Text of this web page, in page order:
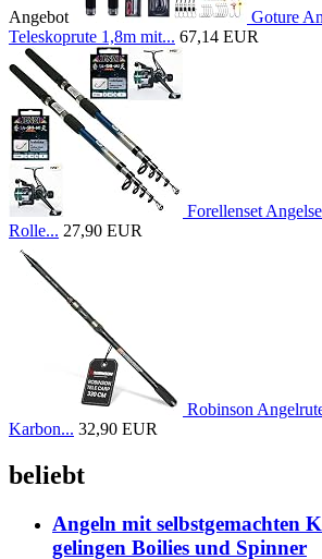
Angebot
Goture
Teleskoprute 1,8m mit... 67,14 EUR
Forellenset
Rolle... 27,90 EUR
Robinson
Karbon... 32,90 EUR
beliebt
Angeln mit selbstgemachten
gelingen Boilies und Spinner